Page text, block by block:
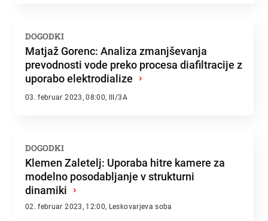
DOGODKI
Matjaž Gorenc: Analiza zmanjševanja
prevodnosti vode preko procesa diafiltracije z
uporabo elektrodialize ›
03. februar 2023, 08:00, III/3A
DOGODKI
Klemen Zaletelj: Uporaba hitre kamere za
modelno posodabljanje v strukturni
dinamiki ›
02. februar 2023, 12:00, Leskovarjeva soba